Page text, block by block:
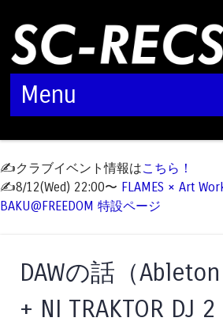
Menu
✍️クラブイベント情報はこちら！
✍️8/12(Wed) 22:00〜 FLAMES × Art
BAKU@FREEDOM 特設ページ
DAWの話（
+ NI TRAKTOR DJ